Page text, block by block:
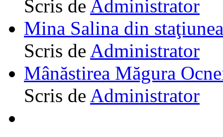
Scris de Administrator
Mina Salina din
Scris de Administrator
Mânăstirea Măgura
Scris de Administrator